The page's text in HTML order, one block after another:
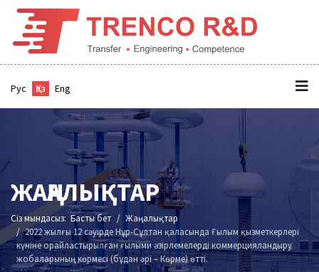
Рус Қаз Eng
ЖАҢАЛЫҚТАР
Сіз мындасыз: Басты бет
Жаңалықтар
2022 жылғы 12 сәуірде Нұр-Сұлтан қаласында Ғылым қызметкерлері
күніне орайластырылған ғылыми әзірлемелерді коммерцияландыру
жобаларының көрмесі (бұдан әрі – Көрме) өтті.